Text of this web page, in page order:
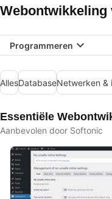
Programmeren
AllesDatabaseNetwerken &
Essentiële
Aanbevolen door Softonic